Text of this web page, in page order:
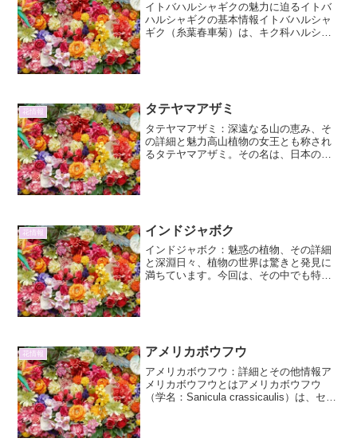
イトバハルシャギクの魅力に迫るイトバ
ハルシャギクの基本情報イトバハルシャ
ギク（糸葉春車菊）は、キク科ハルシャ
花情報 タテヤマアザミ
タテヤマアザミ：深遠なる山の恵み、そ
の詳細と魅力高山植物の女王とも称され
るタテヤマアザミ。その名は、日本の名
花情報 インドジャボク
インドジャボク：魅惑の植物、その詳細
と深淵日々、植物の世界は驚きと発見に
満ちています。今回は、その中でも特に
花情報 アメリカボウフウ
アメリカボウフウ：詳細とその他情報ア
メリカボウフウとはアメリカボウフウ
（学名：Sanicula crassicaulis）は、セリ